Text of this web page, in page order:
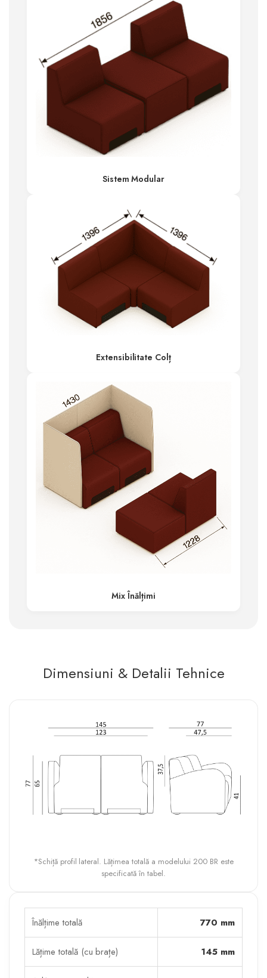
Sistem Modular
Extensibilitate Colț
Mix Înălțimi
Dimensiuni & Detalii Tehnice
*Schiță profil lateral. Lățimea totală a modelului 200 BR este
specificată în tabel.
Înălțime totală 770 mm
Lățime totală (cu brațe) 145 mm